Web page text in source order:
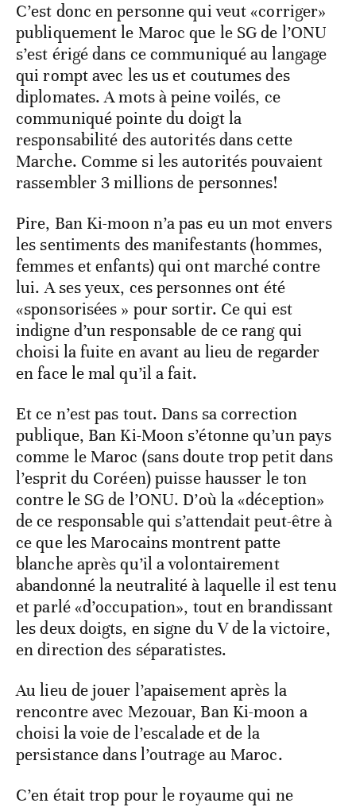
C’est donc en personne qui veut «corriger»
publiquement le Maroc que le SG de l’ONU
s’est érigé dans ce communiqué au langage
qui rompt avec les us et coutumes des
diplomates. A mots à peine voilés, ce
communiqué pointe du doigt la
responsabilité des autorités dans cette
Marche. Comme si les autorités pouvaient
rassembler 3 millions de personnes!
Pire, Ban Ki-moon n’a pas eu un mot envers
les sentiments des manifestants (hommes,
femmes et enfants) qui ont marché contre
lui. A ses yeux, ces personnes ont été
«sponsorisées » pour sortir. Ce qui est
indigne d’un responsable de ce rang qui
choisi la fuite en avant au lieu de regarder
en face le mal qu’il a fait.
Et ce n’est pas tout. Dans sa correction
publique, Ban Ki-Moon s’étonne qu’un pays
comme le Maroc (sans doute trop petit dans
l’esprit du Coréen) puisse hausser le ton
contre le SG de l’ONU. D’où la «déception»
de ce responsable qui s’attendait peut-être à
ce que les Marocains montrent patte
blanche après qu’il a volontairement
abandonné la neutralité à laquelle il est tenu
et parlé «d’occupation», tout en brandissant
les deux doigts, en signe du V de la victoire,
en direction des séparatistes.
Au lieu de jouer l’apaisement après la
rencontre avec Mezouar, Ban Ki-moon a
choisi la voie de l’escalade et de la
persistance dans l’outrage au Maroc.
C’en était trop pour le royaume qui ne